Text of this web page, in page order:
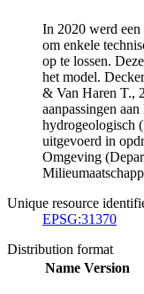
In 2020 werd een
om enkele
op te lossen.
het model.
& Van Haren T.,
aanpassingen
hydrogeologisch
uitgevoerd in
Omgeving
Unique resource
EPSG:31370
Distribution format
Name Version